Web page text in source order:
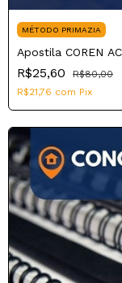
MÉTODO PRIMAZIA
Apostila COREN
R$25,60
R$80,00
R$21,76 com Pix